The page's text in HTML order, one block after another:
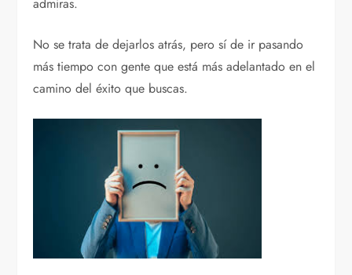
No se trata de dejarlos atrás, pero sí de ir pasando
más tiempo con gente que está más adelantado en el
camino del éxito que buscas.